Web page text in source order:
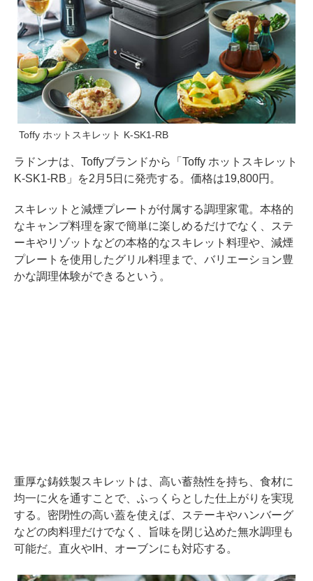
Toffy ホットスキレット K-SK1-RB
ラドンナは、Toffyブランドから「Toffy ホットスキレット
K-SK1-RB」を2月5日に発売する。価格は19,800円。
スキレットと減煙プレートが付属する調理家電。本格的
なキャンプ料理を家で簡単に楽しめるだけでなく、ステ
ーキやリゾットなどの本格的なスキレット料理や、減煙
プレートを使用したグリル料理まで、バリエーション豊
かな調理体験ができるという。
重厚な鋳鉄製スキレットは、高い蓄熱性を持ち、食材に
均一に火を通すことで、ふっくらとした仕上がりを実現
する。密閉性の高い蓋を使えば、ステーキやハンバーグ
などの肉料理だけでなく、旨味を閉じ込めた無水調理も
可能だ。直火やIH、オーブンにも対応する。